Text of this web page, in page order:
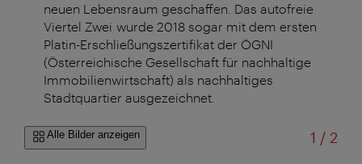
neuen Lebensraum geschaffen. Das autofreie
Viertel Zwei wurde 2018 sogar mit dem ersten
Platin-Erschließungszertifikat der ÖGNI
(Österreichische Gesellschaft für nachhaltige
Immobilienwirtschaft) als nachhaltiges
Stadtquartier ausgezeichnet.
Alle Bilder anzeigen 1 /von
2